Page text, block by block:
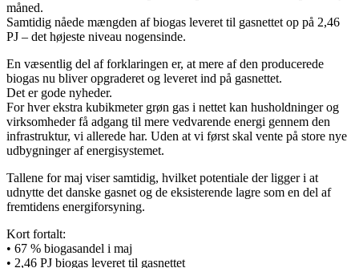
måned.
Samtidig nåede mængden af biogas leveret til gasnettet op på 2,46
PJ – det højeste niveau nogensinde.
En væsentlig del af forklaringen er, at mere af den producerede
biogas nu bliver opgraderet og leveret ind på gasnettet.
Det er gode nyheder.
For hver ekstra kubikmeter grøn gas i nettet kan husholdninger og
virksomheder få adgang til mere vedvarende energi gennem den
infrastruktur, vi allerede har. Uden at vi først skal vente på store nye
udbygninger af energisystemet.
Tallene for maj viser samtidig, hvilket potentiale der ligger i at
udnytte det danske gasnet og de eksisterende lagre som en del af
fremtidens energiforsyning.
Kort fortalt:
• 67 % biogasandel i maj
• 2,46 PJ biogas leveret til gasnettet